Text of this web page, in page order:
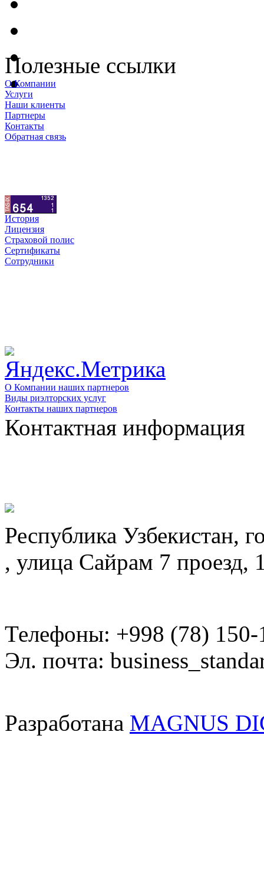
Полезные ссылки
О Компании
Услуги
Наши клиенты
Партнеры
Контакты
Обратная связь
История
Лицензия
Страховой полис
Сертификаты
Сотрудники
О Компании наших партнеров
Виды риэлторских услуг
Контакты наших партнеров
Контактная информация
Республика Узбекистан,
, улица Сайрам 7 проезд,
Телефоны: +998 (78) 150-
Эл. почта:
Разработана MAGNUS